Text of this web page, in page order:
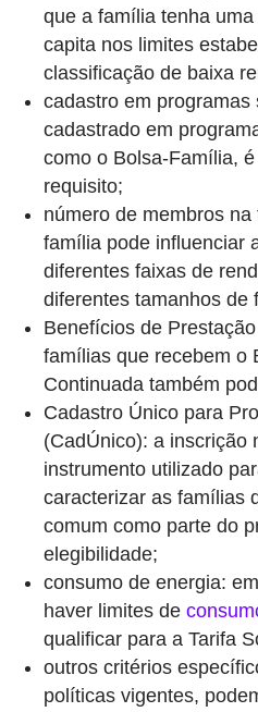
que a família tenha
capita nos limites
classificação de baixa
cadastro em programas
cadastrado em
como o Bolsa-Família,
requisito;
número de membros
família pode influenciar
diferentes faixas de
diferentes tamanhos de
Benefícios de
famílias que recebem o
Continuada também
Cadastro Único para
(CadÚnico): a inscrição
instrumento utilizado
caracterizar as famílias
comum como parte do
elegibilidade;
consumo de energia:
haver limites de
qualificar para a Tarifa
outros critérios
políticas vigentes,